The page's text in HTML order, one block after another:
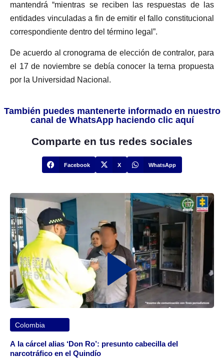
mantendrá “mientras se reciben las respuestas de las
entidades vinculadas a fin de emitir el fallo constitucional
correspondiente dentro del término legal”.
De acuerdo al cronograma de elección de contralor, para
el 17 de noviembre se debía conocer la terna propuesta
por la Universidad Nacional.
También puedes mantenerte informado en nuestro
canal de WhatsApp haciendo clic aquí
Comparte en tus redes sociales
Facebook X WhatsApp
Colombia
A la cárcel alias ‘Don Ro’: presunto cabecilla del
narcotráfico en el Quindío